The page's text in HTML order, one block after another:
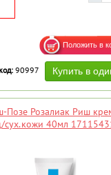
90997
Позе Розалиак Риш
сух.кожи 40мл